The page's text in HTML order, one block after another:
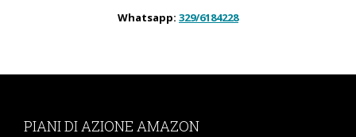
Whatsapp: 329/6184228
PIANI DI AZIONE AMAZON